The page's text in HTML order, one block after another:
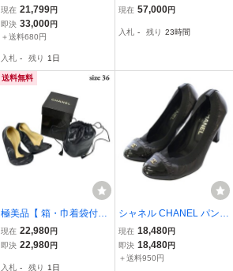
ポン 36 G33318 リネン、
レザー レッド×白×黒 レデ
ィース ココマーク/エスパ
現在 21,799円
即決 33,000円
＋送料680円
入札 - 残り 1日
CHANEL 2020クルーズ
コマーク スエード レザー
現在 57,000円
入札 - 残り 23時間
送料無料
極美品【 箱・巾着袋付】
CHANEL シャネル ココマ
ーク ルームシューズ スリ
現在 22,980円
即決 22,980円
入札 - 残り 1日
シャネル CHANEL パンプ
ス ラウンドトゥ チャンキ
ーヒール ココマーク ロゴ
フリル ワンポイント レザ
現在 18,480円
即決 18,480円
＋送料950円